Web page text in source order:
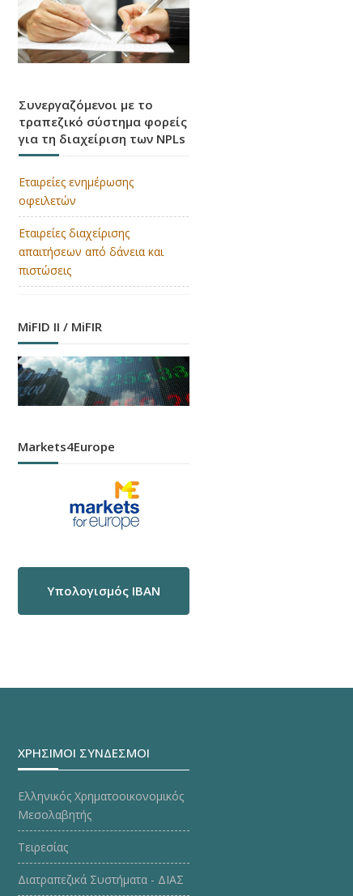
Συνεργαζόμενοι με το
τραπεζικό σύστημα φορείς
για τη διαχείριση των NPLs
Εταιρείες ενημέρωσης
οφειλετών
Εταιρείες διαχείρισης
απαιτήσεων από δάνεια και
πιστώσεις
MiFID II / MiFIR
Markets4Europe
Υπολογισμός IBAN
ΧΡΗΣΙΜΟΙ ΣΥΝΔΕΣΜΟΙ
Ελληνικός Χρηματοοικονομικός
Μεσολαβητής
Τειρεσίας
Διατραπεζικά Συστήματα - ΔΙΑΣ